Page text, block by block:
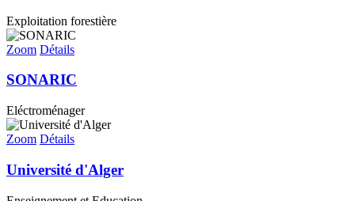
Exploitation forestière
Zoom Détails
SONARIC
Eléctroménager
Zoom Détails
Université d'Alger